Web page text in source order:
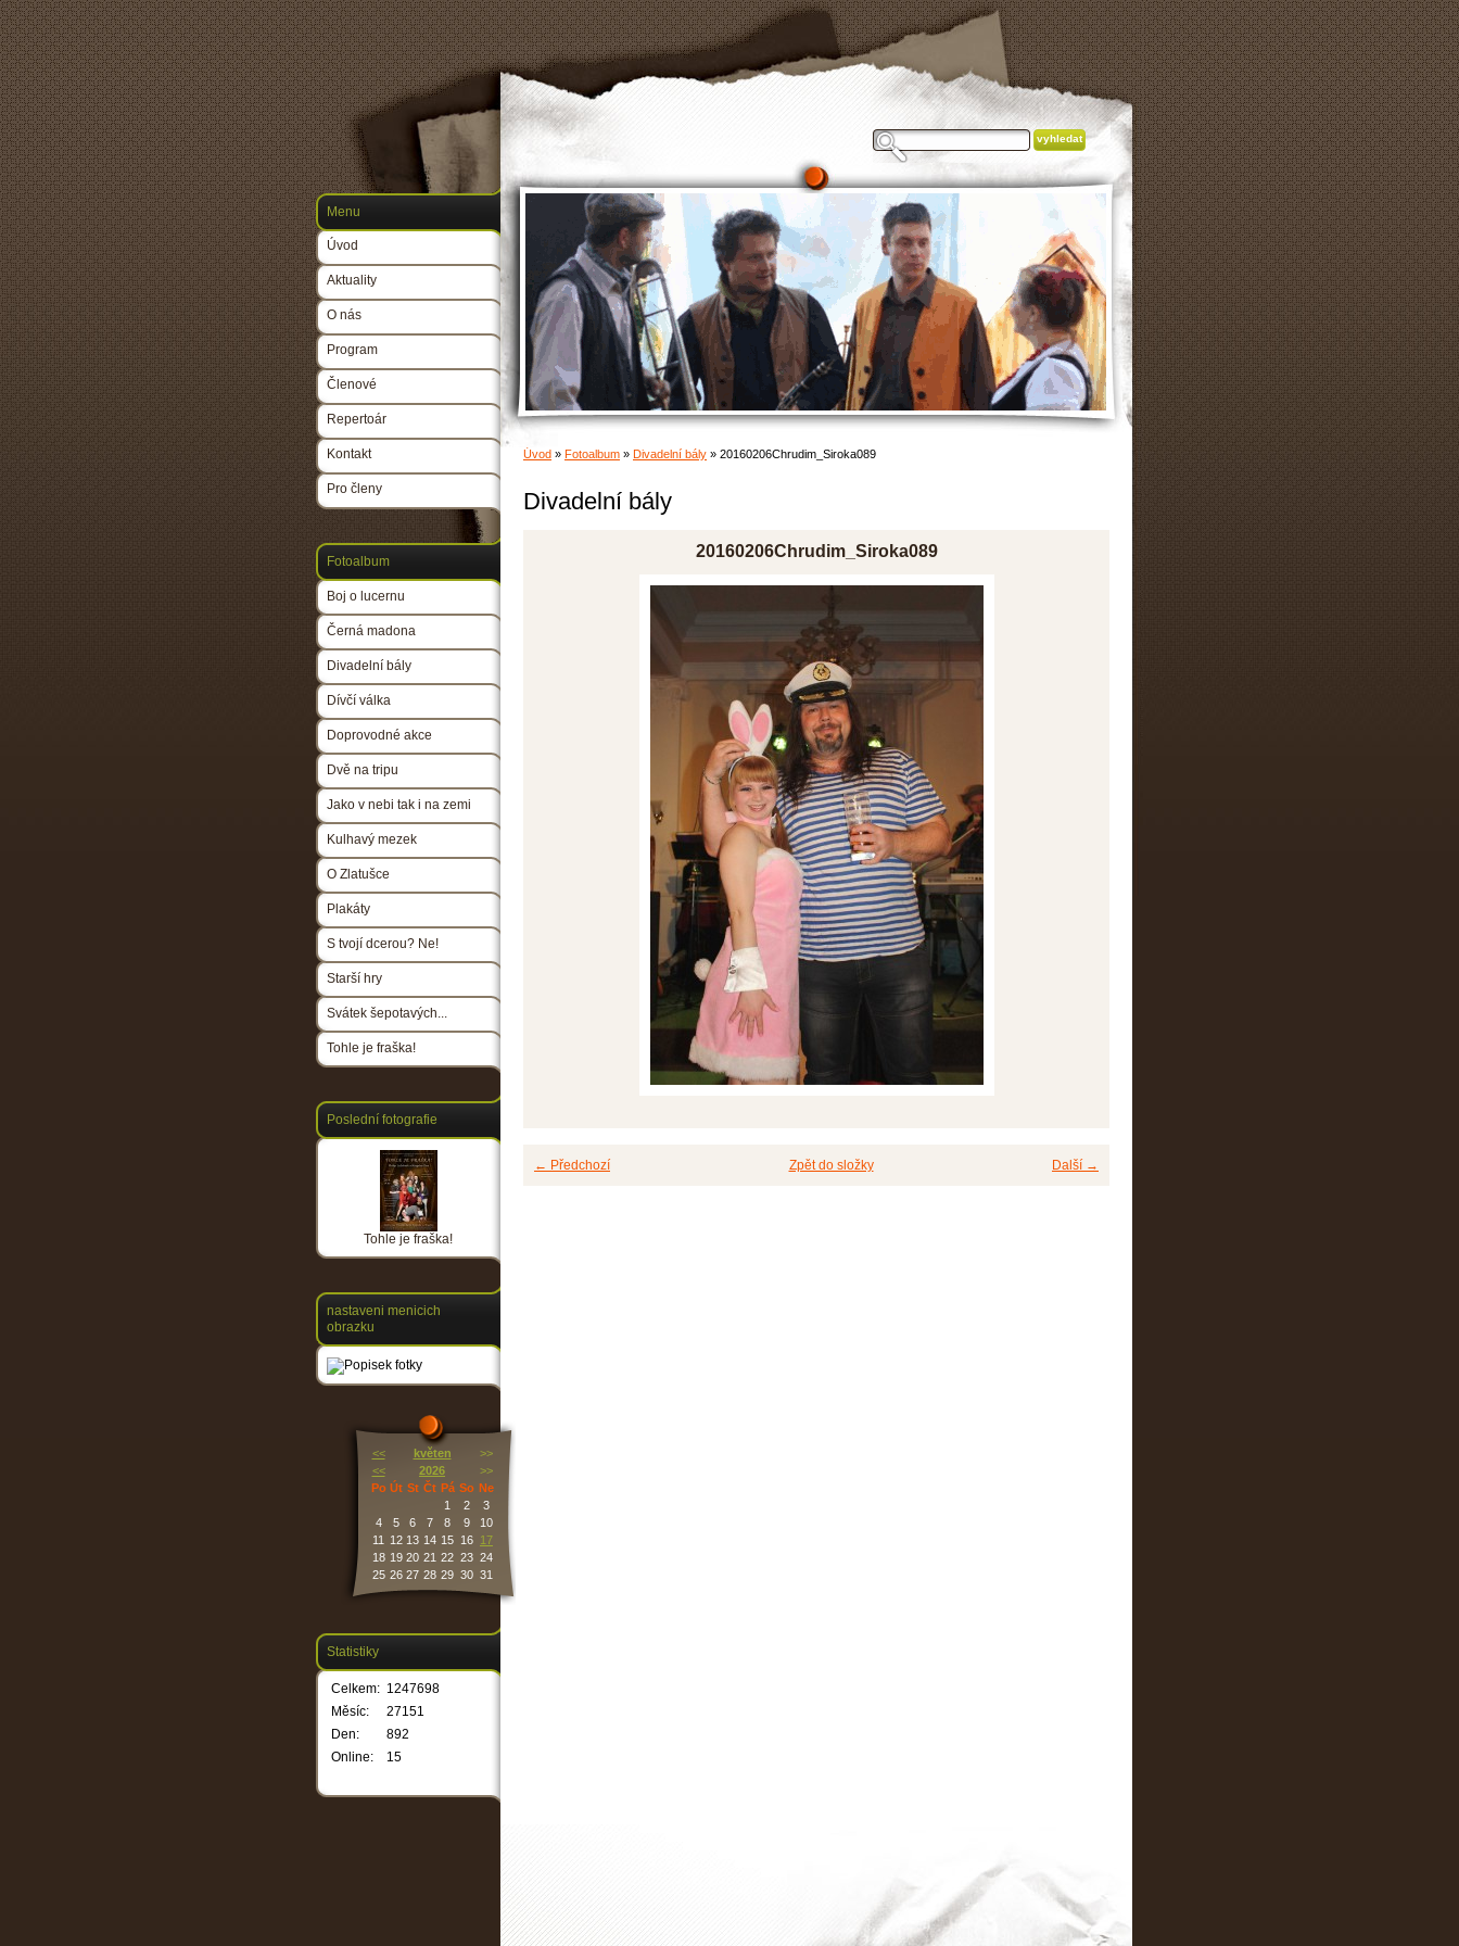
Úvod » Fotoalbum » Divadelní bály » 20160206Chrudim_Siroka089
Divadelní bály
20160206Chrudim_Siroka089
← Předchozí Další →
Zpět do složky
Menu
Úvod
Aktuality
O nás
Program
Členové
Repertoár
Kontakt
Pro členy
Fotoalbum
Boj o lucernu
Černá madona
Divadelní bály
Dívčí válka
Doprovodné akce
Dvě na tripu
Jako v nebi tak i na zemi
Kulhavý mezek
O Zlatušce
Plakáty
S tvojí dcerou? Ne!
Starší hry
Svátek šepotavých...
Tohle je fraška!
Poslední fotografie
Tohle je fraška!
nastaveni menicich
obrazku
<< květen
>>
<<
2026
>>
Po Út St Čt Pá So Ne
1
2
3
4
5 6 7 8 9
10
11
12 13 14 15 16
17
18 19 20 21 22 23 24
25 26 27 28 29 30 31
Statistiky
Online: 15
Celkem: 1247698
Měsíc:
27151
Den:
892